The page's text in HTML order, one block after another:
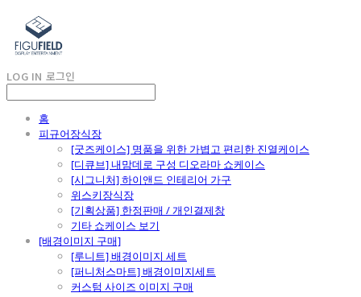
LOG IN 로그인
홈
피규어장식장
[굿즈케이스] 명품을 위한 가볍고 편리한 진열케이스
[디큐브] 내맘데로 구성 디오라마 쇼케이스
[시그니처] 하이앤드 인테리어 가구
위스키장식장
[기획상품] 한정판매 / 개인결제창
기타 쇼케이스 보기
[배경이미지 구매]
[루니트] 배경이미지 세트
[퍼니처스마트] 배경이미지세트
커스텀 사이즈 이미지 구매